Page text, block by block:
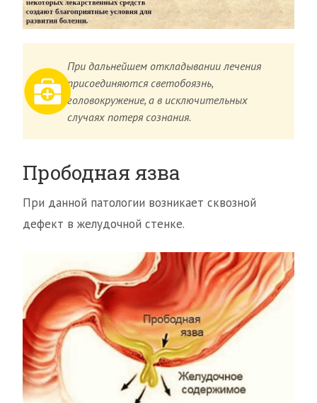
При дальнейшем откладывании лечения
присоединяются светобоязнь,
головокружение, а в исключительных
случаях потеря сознания.
Прободная язва
При данной патологии возникает сквозной
дефект в желудочной стенке.